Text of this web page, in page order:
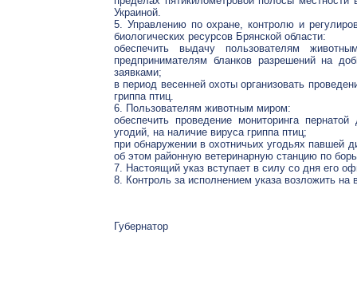
Украиной.
5. Управлению по охране, контролю и
биологических ресурсов Брянской области:
обеспечить выдачу пользователям
предпринимателям бланков разрешений на
заявками;
в период весенней охоты организовать
гриппа птиц.
6. Пользователям животным миром:
обеспечить проведение мониторинга
угодий, на наличие вируса гриппа птиц;
при обнаружении в охотничьих угодьях павшей
об этом районную ветеринарную станцию по
7. Настоящий указ вступает в силу со дня его
8. Контроль за исполнением указа возложить на
Губернатор